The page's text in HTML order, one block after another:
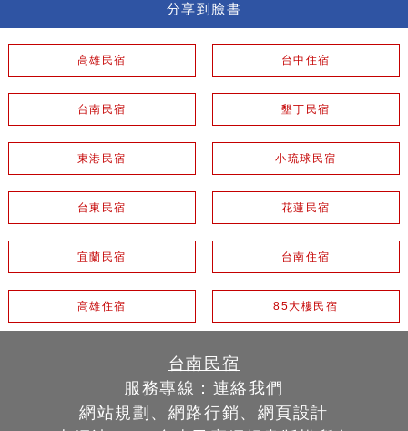
分享到臉書
高雄民宿 台中住宿
台南民宿 墾丁民宿
東港民宿 小琉球民宿
台東民宿 花蓮民宿
宜蘭民宿 台南住宿
高雄住宿 85大樓民宿
台南民宿
服務專線： 連絡我們
網站規劃、網路行銷、網頁設計